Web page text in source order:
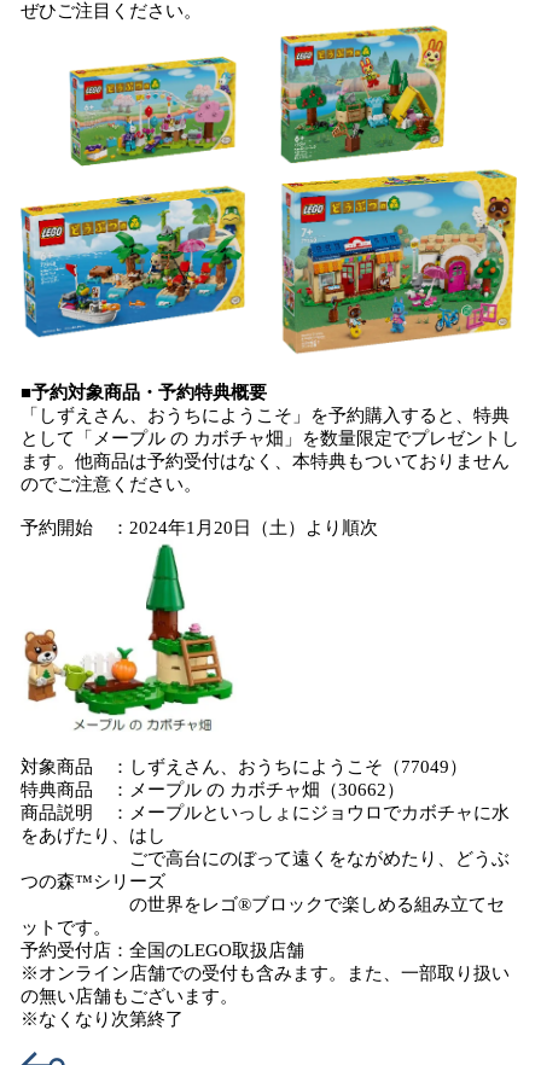
ぜひご注目ください。
■予約対象商品・予約特典概要
「しずえさん、おうちにようこそ」を予約購入すると、特典
として「メープル の カボチャ畑」を数量限定でプレゼントし
ます。他商品は予約受付はなく、本特典もついておりません
のでご注意ください。
予約開始 ：2024年1月20日（土）より順次
対象商品 ：しずえさん、おうちにようこそ（77049）
特典商品 ：メープル の カボチャ畑（30662）
商品説明 ：メープルといっしょにジョウロでカボチャに水
をあげたり、はし
ごで高台にのぼって遠くをながめたり、どうぶ
つの森™シリーズ
の世界をレゴ®ブロックで楽しめる組み立てセ
ットです。
予約受付店：全国のLEGO取扱店舗
※オンライン店舗での受付も含みます。また、一部取り扱い
の無い店舗もございます。
※なくなり次第終了